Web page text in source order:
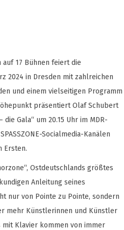
17 Bühnen feiert die
2024 in Dresden mit zahlreichen
und einem vielseitigen Programm
präsentiert Olaf Schubert
Gala“ um 20.15 Uhr im MDR-
Socialmedia-Kanälen
Ersten.
Ostdeutschlands größtes
Anleitung seines
nur von Pointe zu Pointe, sondern
mehr Künstlerinnen und Künstler
mit Klavier kommen von immer